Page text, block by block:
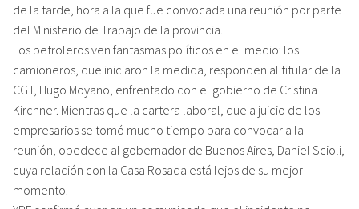
de la tarde, hora a la que fue convocada una reunión por parte
del Ministerio de Trabajo de la provincia.
Los petroleros ven fantasmas políticos en el medio: los
camioneros, que iniciaron la medida, responden al titular de la
CGT, Hugo Moyano, enfrentado con el gobierno de Cristina
Kirchner. Mientras que la cartera laboral, que a juicio de los
empresarios se tomó mucho tiempo para convocar a la
reunión, obedece al gobernador de Buenos Aires, Daniel Scioli,
cuya relación con la Casa Rosada está lejos de su mejor
momento.